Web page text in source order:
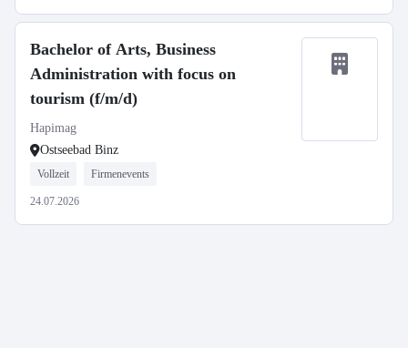
Bachelor of Arts, Business
Administration with focus on
tourism (f/m/d)
Hapimag
Ostseebad Binz
Vollzeit Firmenevents
24.07.2026